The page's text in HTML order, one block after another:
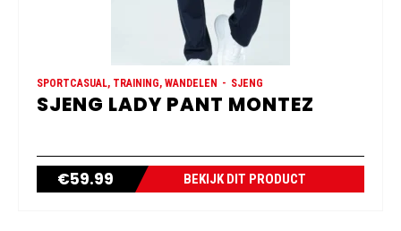
SPORTCASUAL, TRAINING, WANDELEN SJENG
SJENG LADY PANT MONTEZ
€59.99 BEKIJK DIT PRODUCT